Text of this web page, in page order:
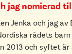
jag nomierad
Jenka och jag av
rådets
2013 och syftet